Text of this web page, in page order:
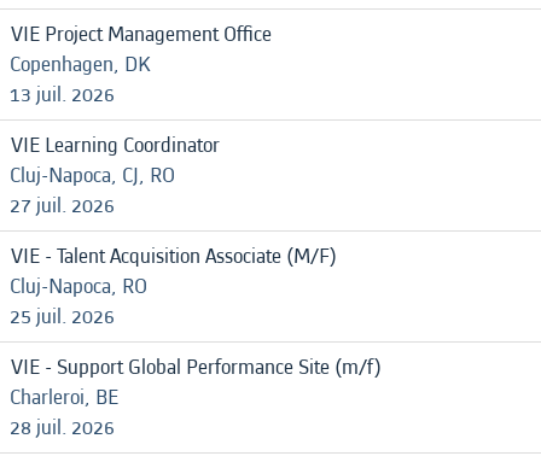
VIE Project Management Office
Copenhagen, DK
13 juil. 2026
VIE Learning Coordinator
Cluj-Napoca, CJ, RO
27 juil. 2026
VIE - Talent Acquisition Associate (M/F)
Cluj-Napoca, RO
25 juil. 2026
VIE - Support Global Performance Site (m/f)
Charleroi, BE
28 juil. 2026